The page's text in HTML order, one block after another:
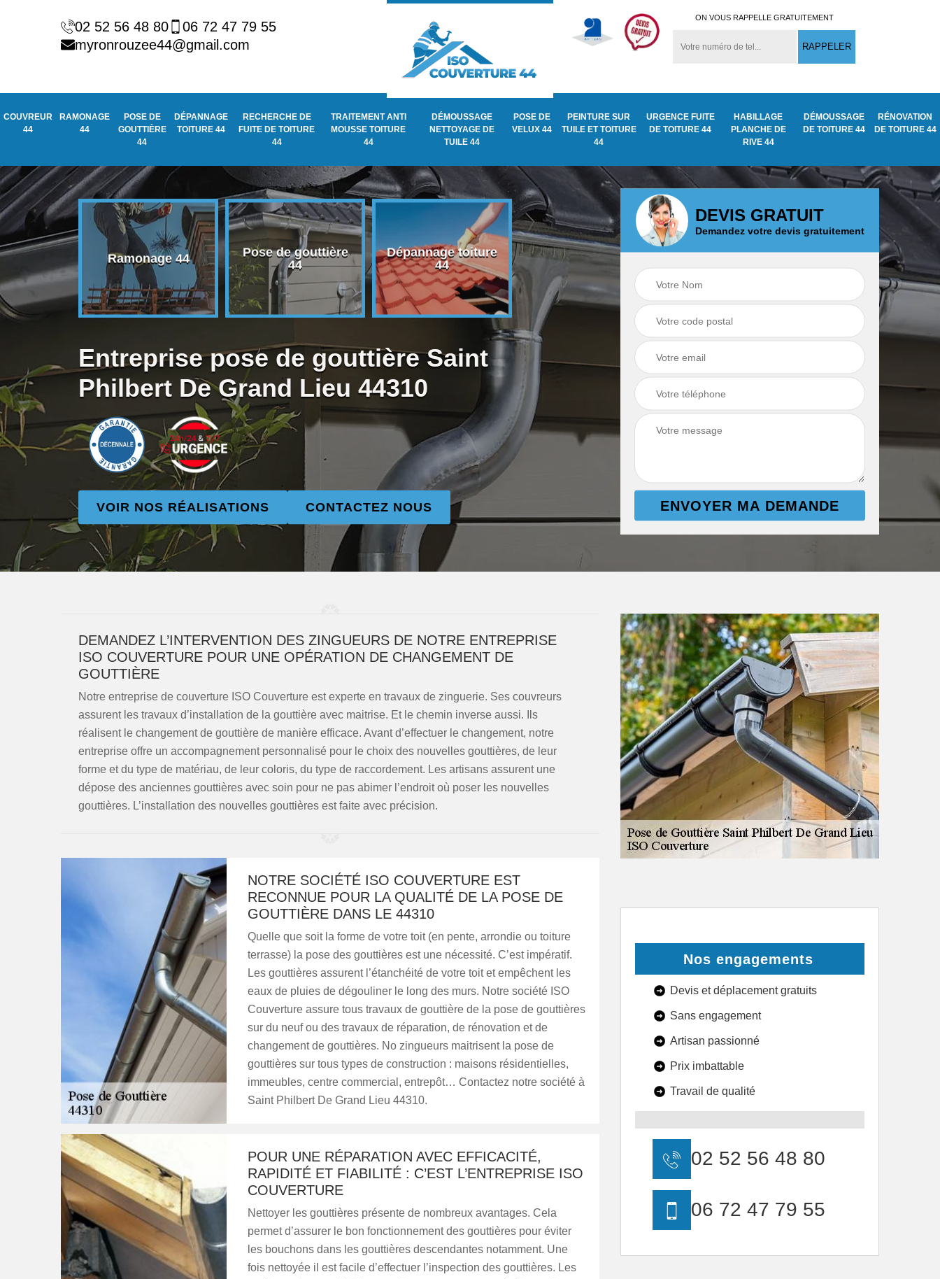
02 52 56 48 80
06 72 47 79 55
myronrouzee44@gmail.com
ON VOUS RAPPELLE GRATUITEMENT
COUVREUR
44
RAMONAGE
44
POSE DE
GOUTTIÈRE
44
DÉPANNAGE
TOITURE 44
RECHERCHE DE
FUITE DE TOITURE
44
TRAITEMENT ANTI
MOUSSE TOITURE
44
DÉMOUSSAGE
NETTOYAGE DE
TUILE 44
POSE DE
VELUX 44
PEINTURE SUR
TUILE ET TOITURE
44
URGENCE FUITE
DE TOITURE 44
HABILLAGE
PLANCHE DE
RIVE 44
DÉMOUSSAGE
DE TOITURE 44
RÉNOVATION
DE TOITURE 44
44 Ramonage 44
Pose de gouttière
44
Dépannage toiture
44
Recherche de fuite
de toiture 44
Traitement anti
Démoussage
nettoyage de tuile
44
Entreprise pose de gouttière Saint
Philbert De Grand Lieu 44310
VOIR NOS RÉALISATIONS CONTACTEZ NOUS
DEVIS GRATUIT
Demandez votre devis gratuitement
DEMANDEZ L’INTERVENTION DES ZINGUEURS DE NOTRE ENTREPRISE
ISO COUVERTURE POUR UNE OPÉRATION DE CHANGEMENT DE
GOUTTIÈRE
Notre entreprise de couverture ISO Couverture est experte en travaux de zinguerie. Ses couvreurs
assurent les travaux d’installation de la gouttière avec maitrise. Et le chemin inverse aussi. Ils
réalisent le changement de gouttière de manière efficace. Avant d’effectuer le changement, notre
entreprise offre un accompagnement personnalisé pour le choix des nouvelles gouttières, de leur
forme et du type de matériau, de leur coloris, du type de raccordement. Les artisans assurent une
dépose des anciennes gouttières avec soin pour ne pas abimer l’endroit où poser les nouvelles
gouttières. L’installation des nouvelles gouttières est faite avec précision.
NOTRE SOCIÉTÉ ISO COUVERTURE EST
RECONNUE POUR LA QUALITÉ DE LA POSE DE
GOUTTIÈRE DANS LE 44310
Quelle que soit la forme de votre toit (en pente, arrondie ou toiture
terrasse) la pose des gouttières est une nécessité. C’est impératif.
Les gouttières assurent l’étanchéité de votre toit et empêchent les
eaux de pluies de dégouliner le long des murs. Notre société ISO
Couverture assure tous travaux de gouttière de la pose de gouttières
sur du neuf ou des travaux de réparation, de rénovation et de
changement de gouttières. No zingueurs maitrisent la pose de
gouttières sur tous types de construction : maisons résidentielles,
immeubles, centre commercial, entrepôt… Contactez notre société à
Saint Philbert De Grand Lieu 44310.
POUR UNE RÉPARATION AVEC EFFICACITÉ,
RAPIDITÉ ET FIABILITÉ : C’EST L’ENTREPRISE ISO
COUVERTURE
Nettoyer les gouttières présente de nombreux avantages. Cela
permet d’assurer le bon fonctionnement des gouttières pour éviter
les bouchons dans les gouttières descendantes notamment. Une
fois nettoyée il est facile d’effectuer l’inspection des gouttières. Les
Nos engagements
Devis et déplacement gratuits
Sans engagement
Artisan passionné
Prix imbattable
Travail de qualité
02 52 56 48 80
06 72 47 79 55